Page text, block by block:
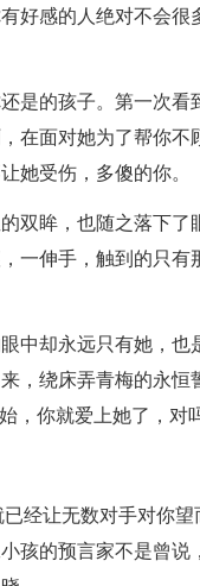
好感的人绝对不会
是的孩子。第一次
在面对她为了帮你不
她受伤，多傻的你。
双眸，也随之落下
一伸手，触到的只有
中却永远只有她，
，绕床弄青梅的永
，你就爱上她了，对
经让无数对手对你
孩的预言家不是曾